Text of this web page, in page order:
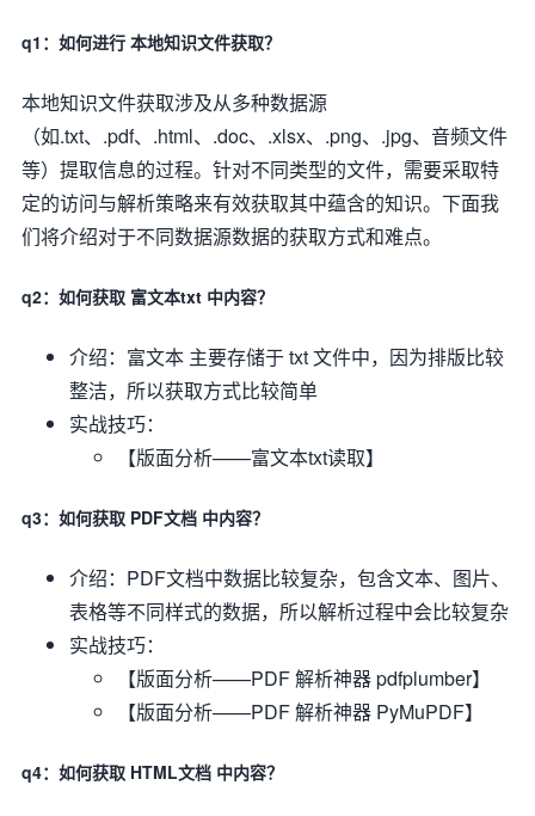
q1：如何进行 本地知识文件获取？
本地知识文件获取涉及从多种数据源
（如.txt、.pdf、.html、.doc、.xlsx、.png、.jpg、音频文件
等）提取信息的过程。针对不同类型的文件，需要采取特
定的访问与解析策略来有效获取其中蕴含的知识。下面我
们将介绍对于不同数据源数据的获取方式和难点。
q2：如何获取 富文本txt 中内容？
介绍：富文本 主要存储于 txt 文件中，因为排版比较
整洁，所以获取方式比较简单
实战技巧：
【版面分析——富文本txt读取】
q3：如何获取 PDF文档 中内容？
介绍：PDF文档中数据比较复杂，包含文本、图片、
表格等不同样式的数据，所以解析过程中会比较复杂
实战技巧：
【版面分析——PDF 解析神器 pdfplumber】
【版面分析——PDF 解析神器 PyMuPDF】
q4：如何获取 HTML文档 中内容？